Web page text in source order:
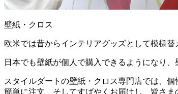
壁紙・クロス
欧米では昔からインテリアグッズとして模様
日本でも壁紙が個人で購入できるようになり
スタイルダートの壁紙・クロス専門店では、
簡単に注文、そしてすばやくお届けし、皆さま